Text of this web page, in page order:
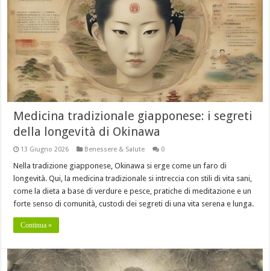
Medicina tradizionale giapponese: i segreti
della longevità di Okinawa
13 Giugno 2026 Benessere & Salute 0
Nella tradizione giapponese, Okinawa si erge come un faro di
longevità. Qui, la medicina tradizionale si intreccia con stili di vita sani,
come la dieta a base di verdure e pesce, pratiche di meditazione e un
forte senso di comunità, custodi dei segreti di una vita serena e lunga.
Continua »